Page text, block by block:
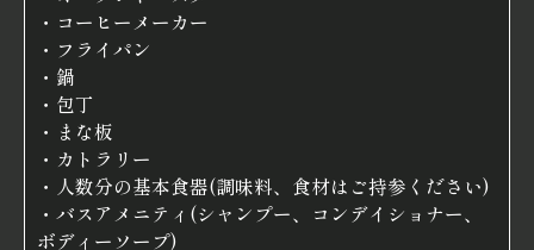
・コーヒーメーカー
・フライパン
・鍋
・包丁
・まな板
・カトラリー
・人数分の基本食器(調味料、食材はご持参ください)
・バスアメニティ(シャンプー、コンデイショナー、
ボディーソープ)